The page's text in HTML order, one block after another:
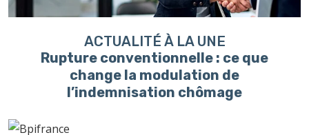
ACTUALITÉ À LA UNE
Rupture conventionnelle : ce que
change la modulation de
l’indemnisation chômage